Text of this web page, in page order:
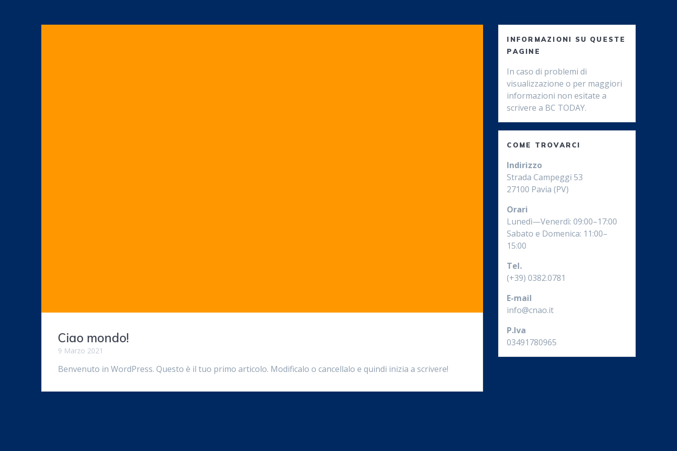
Ciao mondo!
9 Marzo 2021
Benvenuto in WordPress. Questo è il tuo primo articolo. Modificalo o cancellalo e quindi inizia a scrivere!
INFORMAZIONI SU QUESTE
PAGINE
In caso di problemi di
visualizzazione o per maggiori
informazioni non esitate a
scrivere a BC TODAY.
COME TROVARCI
Indirizzo
Strada Campeggi 53
27100 Pavia (PV)
Orari
Lunedì—Venerdì: 09:00–17:00
Sabato e Domenica: 11:00–
15:00
Tel.
(+39) 0382.0781
E-mail
info@cnao.it
P.Iva
03491780965